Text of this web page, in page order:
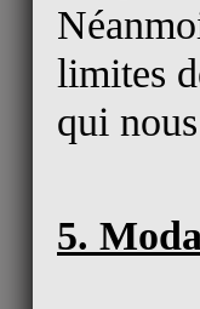
limites
qui
5.